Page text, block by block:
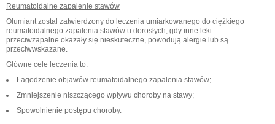
Reumatoidalne zapalenie stawów
Olumiant został zatwierdzony do leczenia umiarkowanego do ciężkiego
reumatoidalnego zapalenia stawów u dorosłych, gdy inne leki
przeciwzapalne okazały się nieskuteczne, powodują alergie lub są
przeciwwskazane.
Główne cele leczenia to:
Łagodzenie objawów reumatoidalnego zapalenia stawów;
Zmniejszenie niszczącego wpływu choroby na stawy;
Spowolnienie postępu choroby.